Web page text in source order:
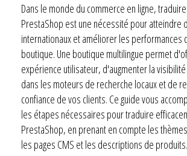
Dans le monde du commerce en ligne,
PrestaShop est une nécessité pour atteindre
internationaux et améliorer les performances
boutique. Une boutique multilingue permet
expérience utilisateur, d'augmenter la
dans les moteurs de recherche locaux et de
confiance de vos clients. Ce guide vous
les étapes nécessaires pour traduire
PrestaShop, en prenant en compte les
les pages CMS et les descriptions de produits.